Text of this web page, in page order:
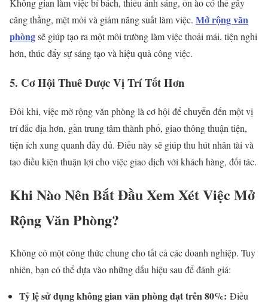
Không gian làm việc bí bách, thiếu ánh sáng, ồn ào có thể gây
căng thẳng, mệt mỏi và giảm năng suất làm việc. Mở rộng văn
phòngsẽ giúp tạo ra một môi trường làm việc thoải mái, tiện nghi
hơn, thúc đẩy sự sáng tạo và hiệu quả công việc.
5. Cơ Hội Thuê Được Vị Trí Tốt Hơn
Đôi khi, việc mở rộng văn phòng là cơ hội để chuyển đến một vị
trí đắc địa hơn, gần trung tâm thành phố, giao thông thuận tiện,
tiện ích xung quanh đầy đủ. Điều này sẽ giúp thu hút nhân tài và
tạo điều kiện thuận lợi cho việc giao dịch với khách hàng, đối tác.
Khi Nào Nên Bắt Đầu Xem Xét Việc Mở
Rộng Văn Phòng?
Không có một công thức chung cho tất cả các doanh nghiệp. Tuy
nhiên, bạn có thể dựa vào những dấu hiệu sau để đánh giá:
Tỷ lệ sử dụng không gian văn phòng đạt trên 80%: Điều